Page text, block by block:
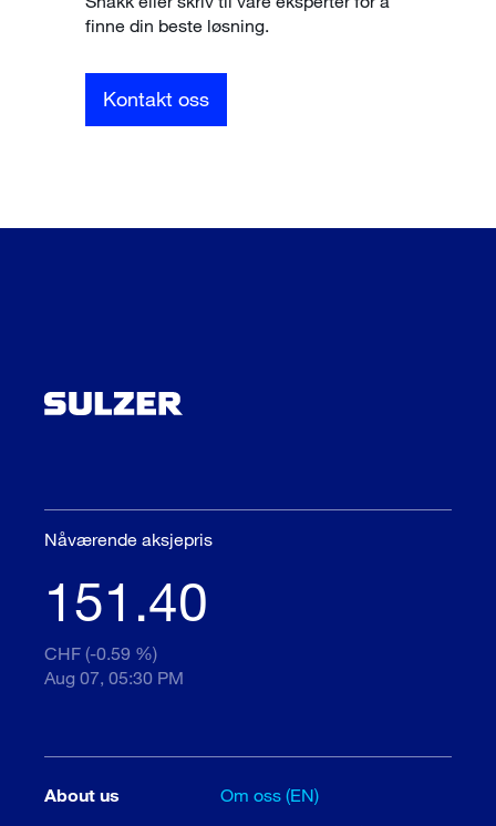
finne din beste løsning.
Kontakt oss
Nåværende aksjepris
151.40
CHF (-0.59 %)
Aug 07, 05:30 PM
About us
Om oss (EN)